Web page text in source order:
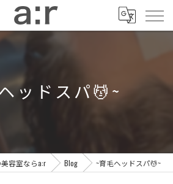
ッドスパ💆~
容室ならa:r Blog ~育毛ヘッドスパ💆~